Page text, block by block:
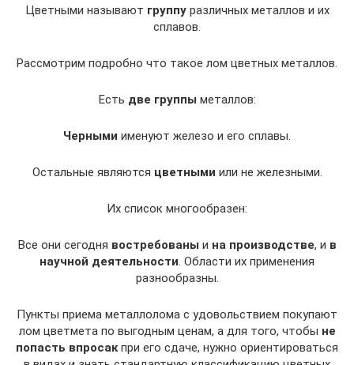
Цветными называют группуразличных металлов и их
сплавов.
Рассмотрим подробно что такое лом цветных металлов.
Есть две группы металлов:
Черными именуют железо и его сплавы.
Остальные являются цветными или не железными.
Их список многообразен:
Все они сегодня востребованы и на производстве, и в
научной деятельности . Области их применения
разнообразны.
Пункты приема металлолома с удовольствием покупают
лом цветмета по выгодным ценам, а для того, чтобы не
попасть впросак при его сдаче, нужно ориентироваться